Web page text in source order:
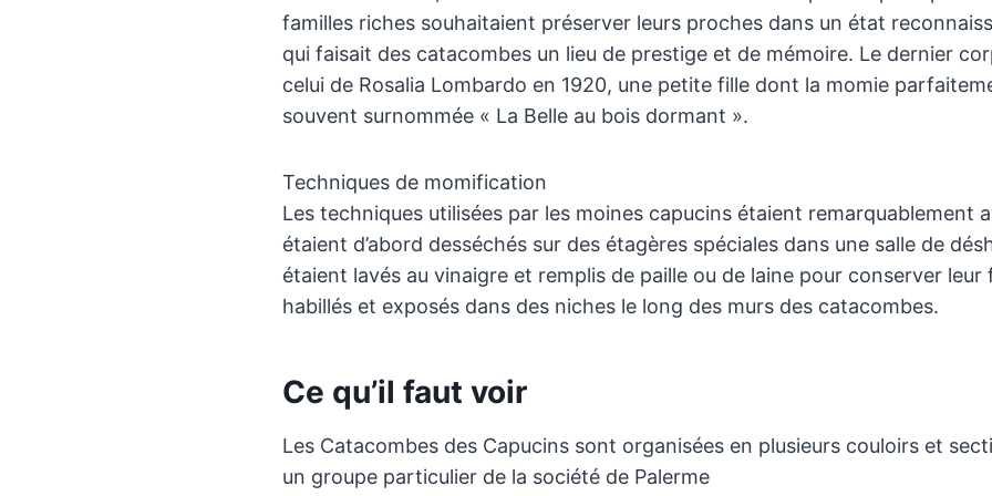
familles riches souhaitaient préserver leurs proches dans un état
qui faisait des catacombes un lieu de prestige et de mémoire. Le dernier
celui de Rosalia Lombardo en 1920, une petite fille dont la momie
souvent surnommée « La Belle au bois dormant ».
Techniques de momification
Les techniques utilisées par les moines capucins étaient remarquablement
étaient d’abord desséchés sur des étagères spéciales dans une salle de
étaient lavés au vinaigre et remplis de paille ou de laine pour conserver
habillés et exposés dans des niches le long des murs des catacombes.
Ce qu’il faut voir
Les Catacombes des Capucins sont organisées en plusieurs couloirs et
un groupe particulier de la société de Palerme